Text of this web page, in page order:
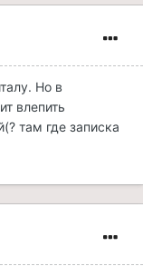
Но в
влепить
там где записка